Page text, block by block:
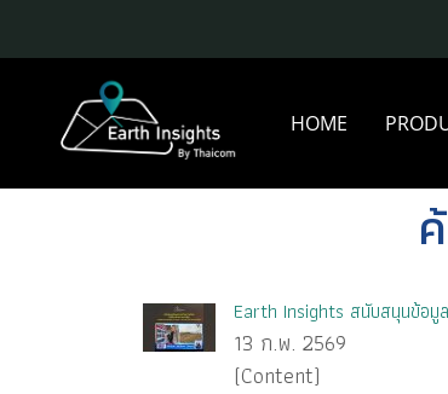
HOME
Earth Insights สนับสนุนข้อมู
13 ก.พ. 2569
(Content)